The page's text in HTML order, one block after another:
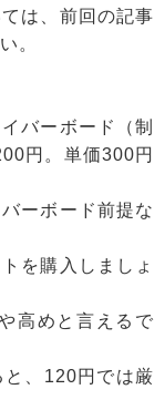
は、前回の記事
。
バーボード（制
円。単価300円
ーボード前提な
を購入しましょ
高めと言えるで
と、120円では厳